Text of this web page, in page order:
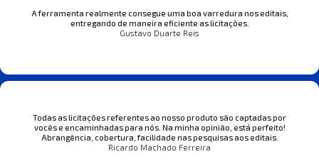
A ferramenta realmente consegue uma boa varredura nos editais,
entregando de maneira eficiente as licitações.
Gustavo Duarte Reis
Todas as licitações referentes ao nosso produto são captadas por
vocês e encaminhadas para nós. Na minha opinião, está perfeito!
Abrangência, cobertura, facilidade nas pesquisas aos editais.
Ricardo Machado Ferreira